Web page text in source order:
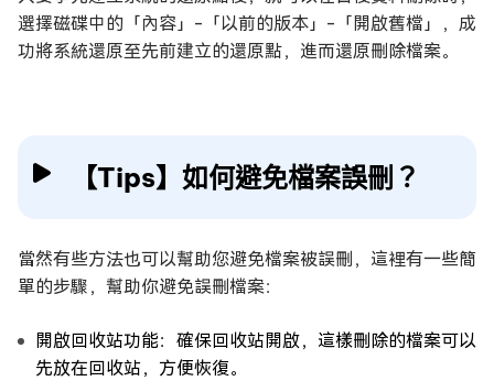
選擇磁碟中的「內容」-「以前的版本」-「開啟舊檔」，成
功將系統還原至先前建立的還原點，進而還原刪除檔案。
【Tips】如何避免檔案誤刪？
當然有些方法也可以幫助您避免檔案被誤刪，這裡有一些簡
單的步驟，幫助你避免誤刪檔案：
開啟回收站功能：確保回收站開啟，這樣刪除的檔案可以
先放在回收站，方便恢復。